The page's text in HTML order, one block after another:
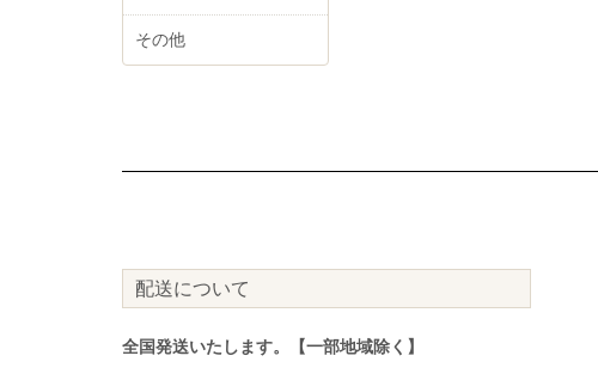
その他
配送について
全国発送いたします。【一部地域除く】